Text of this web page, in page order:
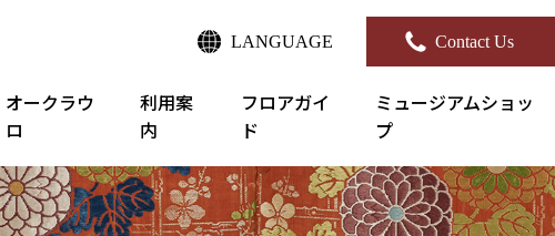
LANGUAGE Contact Us
オークラウ
ロ
利用案
内
フロアガイ
ド
ミュージアムショッ
プ